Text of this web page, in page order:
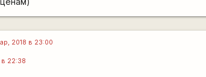
2018 в 23:00
22:38